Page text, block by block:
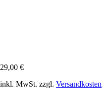
29,00 €
inkl. MwSt. zzgl. Versandkosten